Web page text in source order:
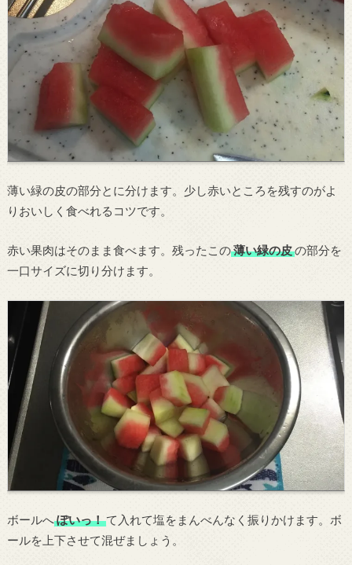
薄い緑の皮の部分とに分けます。少し赤いところを残すのがよ
りおいしく食べれるコツです。
赤い果肉はそのまま食べます。残ったこの薄い緑の皮の部分を
一口サイズに切り分けます。
ボールへぽいっ！て入れて塩をまんべんなく振りかけます。ボ
ールを上下させて混ぜましょう。